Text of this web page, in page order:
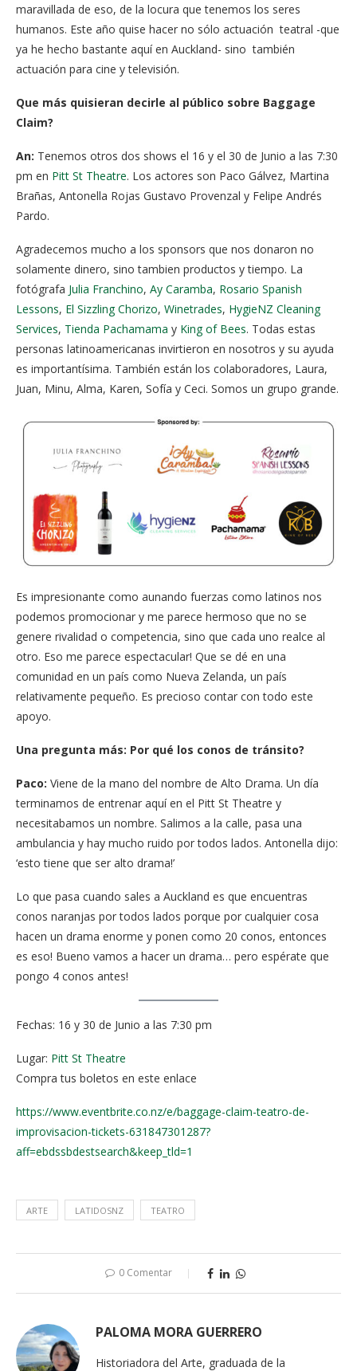
maravillada de eso, de la locura que tenemos los seres
humanos. Este año quise hacer no sólo actuación teatral -que
ya he hecho bastante aquí en Auckland- sino también
actuación para cine y televisión.
Que más quisieran decirle al público sobre Baggage
Claim?
An: Tenemos otros dos shows el 16 y el 30 de Junio a las 7:30
pm en Pitt St Theatre. Los actores son Paco Gálvez, Martina
Brañas, Antonella Rojas Gustavo Provenzal y Felipe Andrés
Pardo.
Agradecemos mucho a los sponsors que nos donaron no
solamente dinero, sino tambien productos y tiempo. La
fotógrafa Julia Franchino, Ay Caramba, Rosario Spanish
Lessons, El Sizzling Chorizo, Winetrades, HygieNZ Cleaning
Services, Tienda Pachamama y King of Bees. Todas estas
personas latinoamericanas invirtieron en nosotros y su ayuda
es importantísima. También están los colaboradores, Laura,
Juan, Minu, Alma, Karen, Sofía y Ceci. Somos un grupo grande.
Es impresionante como aunando fuerzas como latinos nos
podemos promocionar y me parece hermoso que no se
genere rivalidad o competencia, sino que cada uno realce al
otro. Eso me parece espectacular! Que se dé en una
comunidad en un país como Nueva Zelanda, un país
relativamente pequeño. Es precioso contar con todo este
apoyo.
Una pregunta más: Por qué los conos de tránsito?
Paco: Viene de la mano del nombre de Alto Drama. Un día
terminamos de entrenar aquí en el Pitt St Theatre y
necesitabamos un nombre. Salimos a la calle, pasa una
ambulancia y hay mucho ruido por todos lados. Antonella dijo:
‘esto tiene que ser alto drama!’
Lo que pasa cuando sales a Auckland es que encuentras
conos naranjas por todos lados porque por cualquier cosa
hacen un drama enorme y ponen como 20 conos, entonces
es eso! Bueno vamos a hacer un drama… pero espérate que
pongo 4 conos antes!
Fechas: 16 y 30 de Junio a las 7:30 pm
Lugar: Pitt St Theatre
Compra tus boletos en este enlace
https://www.eventbrite.co.nz/e/baggage-claim-teatro-de-
improvisacion-tickets-631847301287?
aff=ebdssbdestsearch&keep_tld=1
ARTE LATIDOSNZ TEATRO
0 Comentar
PALOMA MORA GUERRERO
Historiadora del Arte, graduada de la